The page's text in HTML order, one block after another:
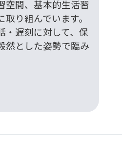
空間、基本的生活習
り組んでいます。
・遅刻に対して、保
然とした姿勢で臨み